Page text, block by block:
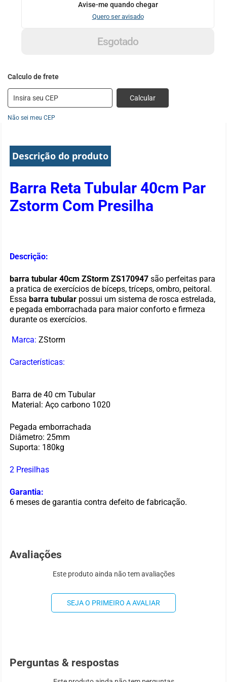
Esgotado
Avise-me quando chegar
Quero ser avisado
Calcular
Não sei meu CEP
Descrição do produto
Barra Reta Tubular 40cm Par
Zstorm Com Presilha
Descrição:
barra tubular 40cm ZStorm ZS170947 são perfeitas para
a pratica de exercícios de bíceps, tríceps, ombro, peitoral.
Essabarra tubular possui um sistema de rosca estrelada,
e pegada emborrachada para maior conforto e firmeza
durante os exercícios.
Marca: ZStorm
Características:
Barra de 40 cm Tubular
Material: Aço carbono 1020
Pegada emborrachada
Diâmetro: 25mm
Suporta: 180kg
2 Presilhas
Garantia:
6 meses de garantia contra defeito de fabricação.
Avaliações
Este produto ainda não tem avaliações
SEJA O PRIMEIRO A AVALIAR
Perguntas & respostas